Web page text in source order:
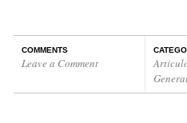
COMMENTS
Leave a Comment